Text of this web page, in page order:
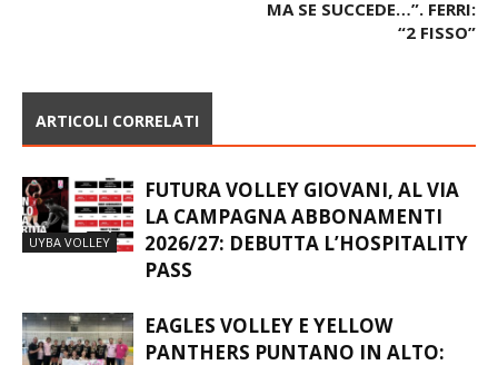
MA SE SUCCEDE…”. FERRI:
“2 FISSO”
ARTICOLI CORRELATI
UYBA VOLLEY
FUTURA VOLLEY GIOVANI, AL VIA
LA CAMPAGNA ABBONAMENTI
2026/27: DEBUTTA L’HOSPITALITY
PASS
EAGLES VOLLEY E YELLOW
PANTHERS PUNTANO IN ALTO: